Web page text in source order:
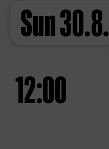
Sun30.8.
12:00